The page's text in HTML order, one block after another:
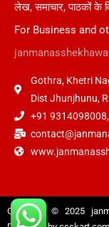
लेख, समाचार, पाठकों के
For Business and
Gothra, Khetri
Dist Jhunjhunu,
+91
Copyright © 2025